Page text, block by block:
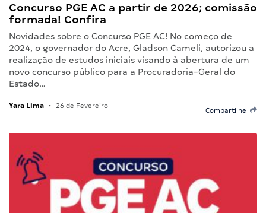
Concurso PGE AC a partir de 2026; comissão
formada! Confira
Novidades sobre o Concurso PGE AC! No começo de
2024, o governador do Acre, Gladson Cameli, autorizou a
realização de estudos iniciais visando à abertura de um
novo concurso público para a Procuradoria-Geral do
Estado…
Yara Lima • 26 de Fevereiro
Compartilhe